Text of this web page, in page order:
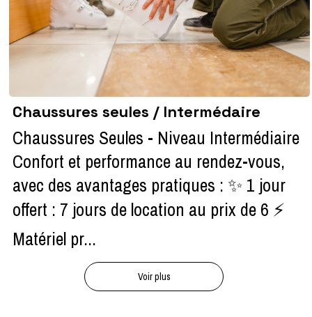
Chaussures seules / Intermédaire
Chaussures Seules - Niveau Intermédiaire
Confort et performance au rendez-vous,
avec des avantages pratiques : ✨ 1 jour
offert : 7 jours de location au prix de 6 ⚡
Matériel pr...
Voir plus